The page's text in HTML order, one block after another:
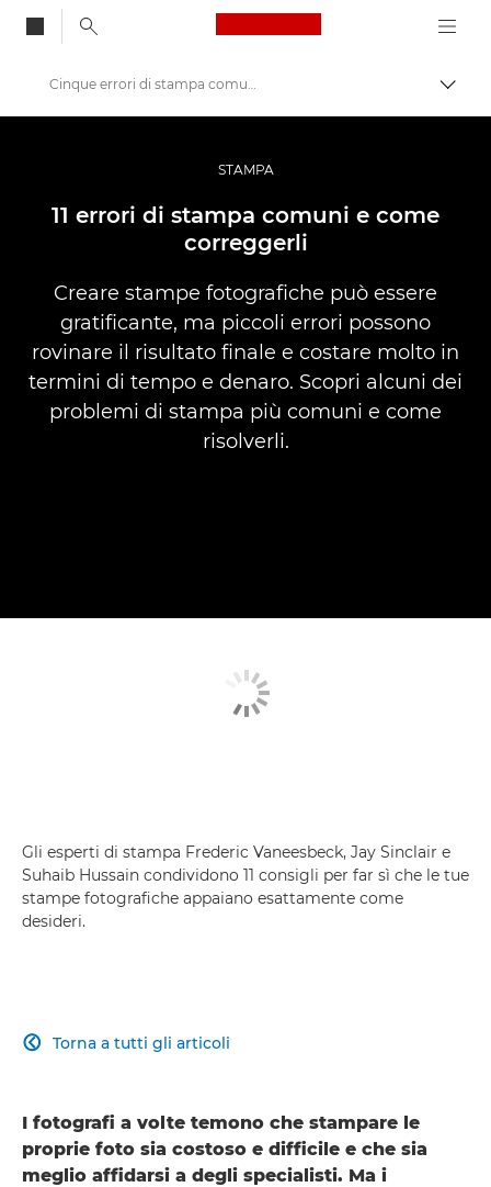
Canon Logo, back
Fotografia e video professionali
Storie
Cinque errori di stampa comuni e come evitarli
STAMPA
11 errori di stampa comuni e come
correggerli
Creare stampe fotografiche può essere
gratificante, ma piccoli errori possono
rovinare il risultato finale e costare molto in
termini di tempo e denaro. Scopri alcuni dei
problemi di stampa più comuni e come
risolverli.
Gli esperti di stampa Frederic Vaneesbeck, Jay Sinclair e
Suhaib Hussain condividono 11 consigli per far sì che le tue
stampe fotografiche appaiano esattamente come
desideri.
Torna a tutti gli articoli

I fotografi a volte temono che stampare le
proprie foto sia costoso e difficile e che sia
meglio affidarsi a degli specialisti. Ma i